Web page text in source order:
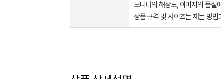
모니터의 해상도, 이미지의 품질
상품 규격 및 사이즈는 재는 방